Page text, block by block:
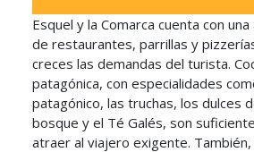
Esquel y la Comarca cuenta con
de restaurantes, parrillas y
creces las demandas del turista.
patagónica, con especialidades
patagónico, las truchas, los dulces
bosque y el Té Galés, son
atraer al viajero exigente.